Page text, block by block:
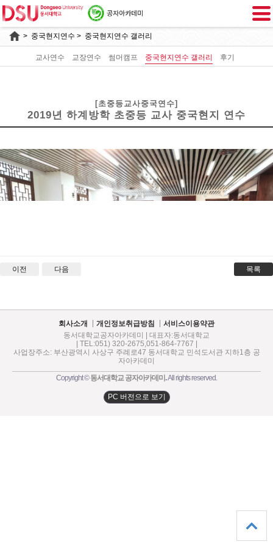
> 중국현지연수 > 중국현지연수 갤러리
교사연수 교장연수 썸머캠프 중국현지연수 갤러리 후기
[초중등교사중국연수]
2019년 하계방학 초중등 교사 중국현지 연수
2019년 하계방학 초중등 교사 중국현지 연수
중국 문화체험 교실 차문화시간
이전 다음 목록
회사소개 개인정보취급방침
서비스이용약관
동서대학교공자아카데미 | 대표자:동서대학교
| TEL:051) 320-2675,051-864-7767 |
사업장주소: 부산광역시 사상구 주례로47 동서대학교 민석도서관 지하1층 공
자아카데미
Copyright ©동서대학교 공자아카데미 .All rights reserved.
PC 버전으로 보기